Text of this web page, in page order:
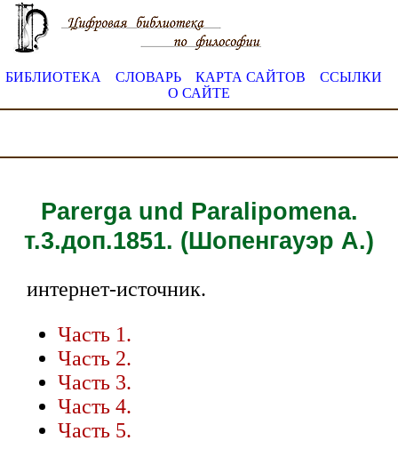
БИБЛИОТЕКА СЛОВАРЬ КАРТА САЙТОВ
ССЫЛКИ
О САЙТЕ
Parerga und Paralipomena.
т.3.доп.1851. (Шопенгауэр А.)
интернет-источник.
Часть 1.
Часть 2.
Часть 3.
Часть 4.
Часть 5.